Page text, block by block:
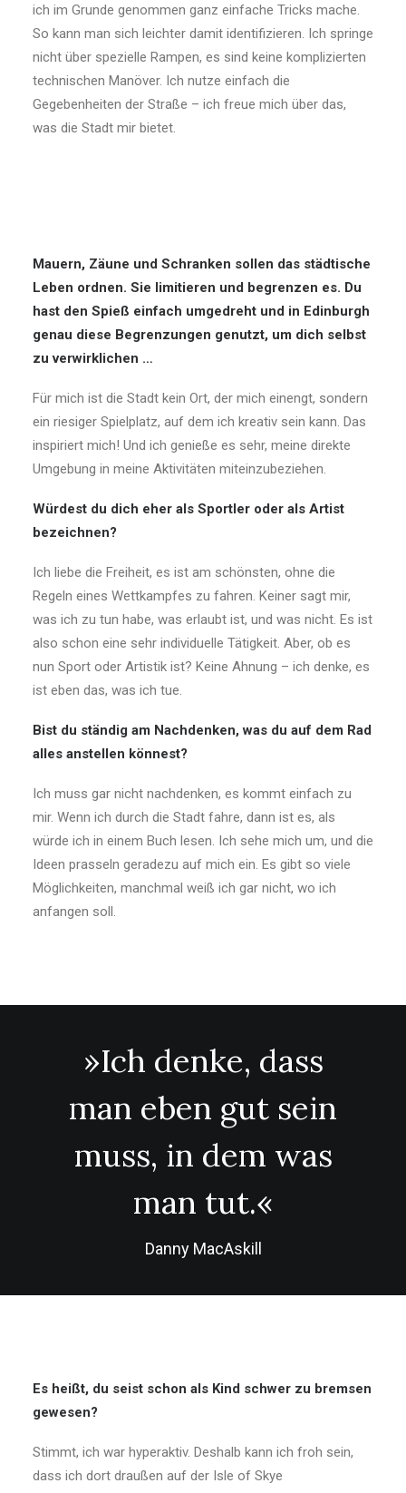
ich im Grunde genommen ganz einfache Tricks mache.
So kann man sich leichter damit identifizieren. Ich springe
nicht über spezielle Rampen, es sind keine komplizierten
technischen Manöver. Ich nutze einfach die
Gegebenheiten der Straße – ich freue mich über das,
was die Stadt mir bietet.
Mauern, Zäune und Schranken sollen das städtische
Leben ordnen. Sie limitieren und begrenzen es. Du
hast den Spieß einfach umgedreht und in Edinburgh
genau diese Begrenzungen genutzt, um dich selbst
zu verwirklichen …
Für mich ist die Stadt kein Ort, der mich einengt, sondern
ein riesiger Spielplatz, auf dem ich kreativ sein kann. Das
inspiriert mich! Und ich genieße es sehr, meine direkte
Umgebung in meine Aktivitäten miteinzubeziehen.
Würdest du dich eher als Sportler oder als Artist
bezeichnen?
Ich liebe die Freiheit, es ist am schönsten, ohne die
Regeln eines Wettkampfes zu fahren. Keiner sagt mir,
was ich zu tun habe, was erlaubt ist, und was nicht. Es ist
also schon eine sehr individuelle Tätigkeit. Aber, ob es
nun Sport oder Artistik ist? Keine Ahnung – ich denke, es
ist eben das, was ich tue.
Bist du ständig am Nachdenken, was du auf dem Rad
alles anstellen könnest?
Ich muss gar nicht nachdenken, es kommt einfach zu
mir. Wenn ich durch die Stadt fahre, dann ist es, als
würde ich in einem Buch lesen. Ich sehe mich um, und die
Ideen prasseln geradezu auf mich ein. Es gibt so viele
Möglichkeiten, manchmal weiß ich gar nicht, wo ich
anfangen soll.
»Ich denke, dass
man eben gut sein
muss, in dem was
man tut.«
Danny MacAskill
Es heißt, du seist schon als Kind schwer zu bremsen
gewesen?
Stimmt, ich war hyperaktiv. Deshalb kann ich froh sein,
dass ich dort draußen auf der Isle of Skye